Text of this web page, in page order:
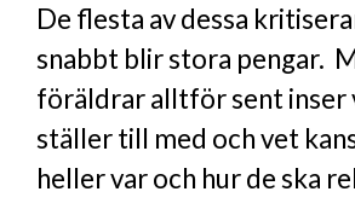
De flesta av dessa
snabbt blir stora pengar.
föräldrar alltför sent inser
ställer till med och vet
heller var och hur de ska